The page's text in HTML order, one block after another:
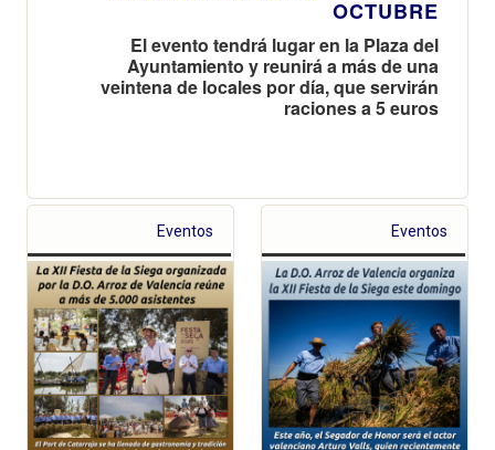
OCTUBRE
El evento tendrá lugar en la Plaza del
Ayuntamiento y reunirá a más de una
veintena de locales por día, que servirán
raciones a 5 euros
Eventos Eventos